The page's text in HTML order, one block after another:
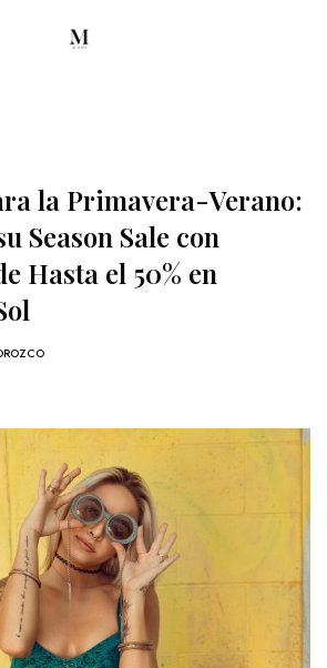
la Primavera-Verano:
Season Sale con
Hasta el 50% en